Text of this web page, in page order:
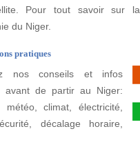
Pour tout savoir sur la
du Niger.
pratiques
nos conseils et infos
avant de partir au Niger:
météo, climat, électricité,
décalage horaire,